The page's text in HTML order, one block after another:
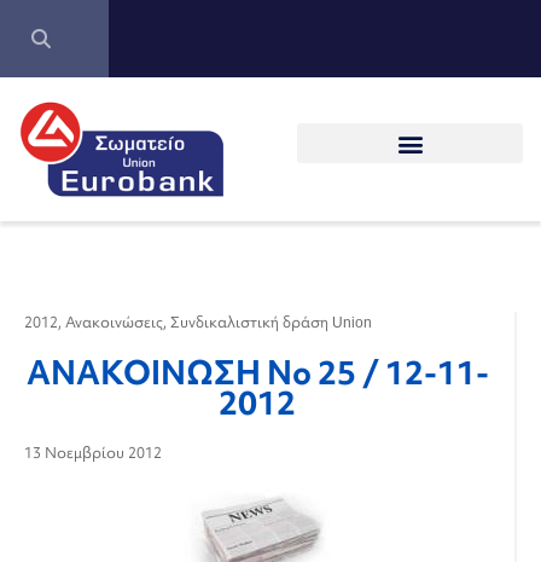
2012, Ανακοινώσεις, Συνδικαλιστική δράση Union
ΑΝΑΚΟΙΝΩΣΗ Νο 25 / 12-11-
2012
13 Νοεμβρίου 2012